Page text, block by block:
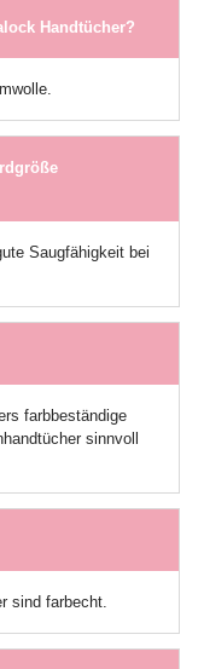
Handtücher?
Saugfähigkeit bei
farbbeständige
sinnvoll
sind farbecht.